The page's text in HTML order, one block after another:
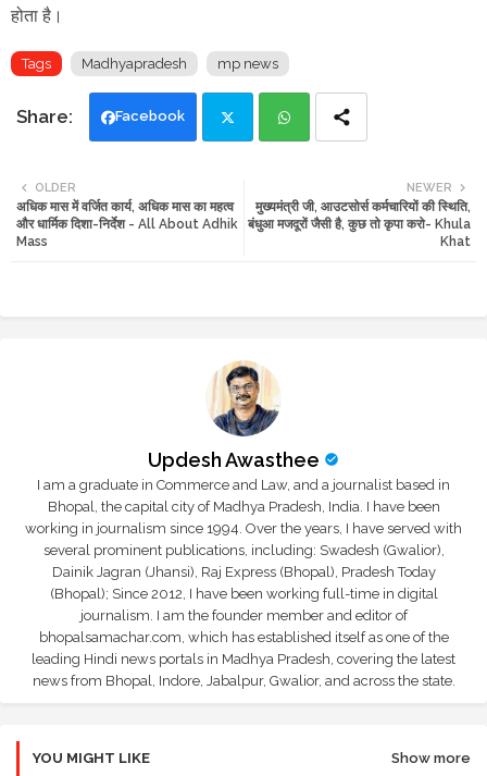
होता है।
Tags Madhyapradesh mp news
Facebook
tte ats
NEWER
मुख्यमंत्री जी, आउटसोर्स कर्मचारियों की स्थिति,
बंधुआ मजदूरों जैसी है, कुछ तो कृपा करो- Khula
Khat
OLDER
अधिक मास में वर्जित कार्य, अधिक मास का महत्व
और धार्मिक दिशा-निर्देश - All About Adhik
Mass
Updesh Awasthee
I am a graduate in Commerce and Law, and a journalist based in
Bhopal, the capital city of Madhya Pradesh, India. I have been
working in journalism since 1994. Over the years, I have served with
several prominent publications, including: Swadesh (Gwalior),
Dainik Jagran (Jhansi), Raj Express (Bhopal), Pradesh Today
(Bhopal); Since 2012, I have been working full-time in digital
journalism. I am the founder member and editor of
bhopalsamachar.com, which has established itself as one of the
leading Hindi news portals in Madhya Pradesh, covering the latest
news from Bhopal, Indore, Jabalpur, Gwalior, and across the state.
YOU MIGHT LIKE Show more